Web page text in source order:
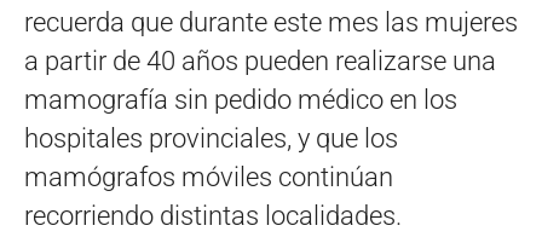
recuerda que durante este mes las mujeres
a partir de 40 años pueden realizarse una
mamografía sin pedido médico en los
hospitales provinciales, y que los
mamógrafos móviles continúan
recorriendo distintas localidades.